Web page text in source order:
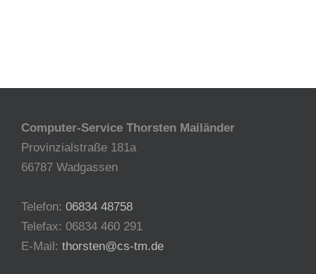
Computer-Service Thorsten Mailänder
Provinzialstraße 181a
66787 Wadgassen
Telefon: 06834 48758
Telefax: 06834 460 291
E-Mail: thorsten@cs-tm.de